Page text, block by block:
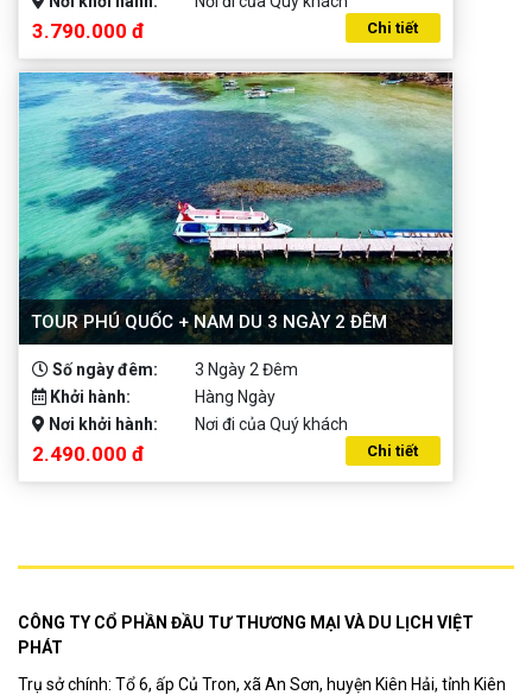
3.790.000 đ Chi tiết
TOUR PHÚ QUỐC + NAM DU 3 NGÀY 2 ĐÊM
Số ngày đêm:
3 Ngày 2 Đêm
Khởi hành:
Hàng Ngày
Nơi khởi hành:
Nơi đi của Quý khách
2.490.000 đ Chi tiết
CÔNG TY CỔ PHẦN ĐẦU TƯ THƯƠNG MẠI VÀ DU LỊCH VIỆT
PHÁT
Trụ sở chính: Tổ 6, ấp Củ Tron, xã An Sơn, huyện Kiên Hải, tỉnh Kiên